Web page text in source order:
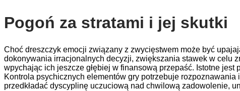
Pogoń za stratami i jej skutki
Choć dreszczyk emocji związany z zwycięstwem może być
dokonywania irracjonalnych decyzji, zwiększania stawek w celu
wpychając ich jeszcze głębiej w finansową przepaść. Istotne
Kontrola psychicznych elementów gry potrzebuje
przedkładać dyscyplinę uczuciową nad chwilową zadowolenie,